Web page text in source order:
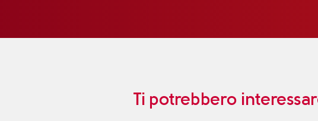
Ti potrebbero